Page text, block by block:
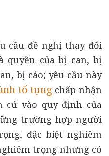
cầu đề nghị thay đổi
quyền của bị can, bị
bị cáo; yêu cầu này
tố tụng chấp nhận
cứ vào quy định của
trường hợp người
đặc biệt nghiêm
trọng nhưng có